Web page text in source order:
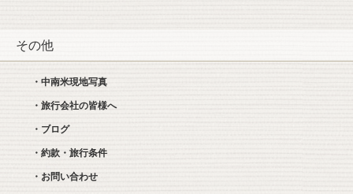
その他
・中南米現地写真
・旅行会社の皆様へ
・ブログ
・約款・旅行条件
・お問い合わせ